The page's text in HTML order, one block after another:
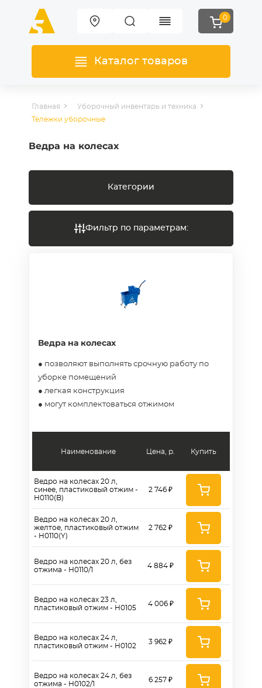
0
Каталог товаров
Главная
Уборочный инвентарь и техника
Тележки уборочные
Ведра на колесах
Категории
Фильтр по параметрам:
Ведра на колесах
● позволяют выполнять срочную работу по
уборке помещений
● легкая конструкция
● могут комплектоваться отжимом
Наименование
Ведро на колесах 20 л,
синее, пластиковый отжим -
H0110(B)
Ведро на колесах 20 л,
желтое, пластиковый отжим
- H0110(Y)
Ведро на колесах 20 л, без
отжима - Н0110/1
Ведро на колесах 23 л,
пластиковый отжим - H0105
Ведро на колесах 24 л,
пластиковый отжим - H0102
Ведро на колесах 24 л, без
отжима - Н0102/1
Цена, р.
2 746 ₽
2 762 ₽
4 884 ₽
4 006 ₽
3 962 ₽
6 257 ₽
Купить